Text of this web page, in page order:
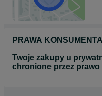
PRAWA KONSUMENTA
Twoje zakupy u
chronione przez